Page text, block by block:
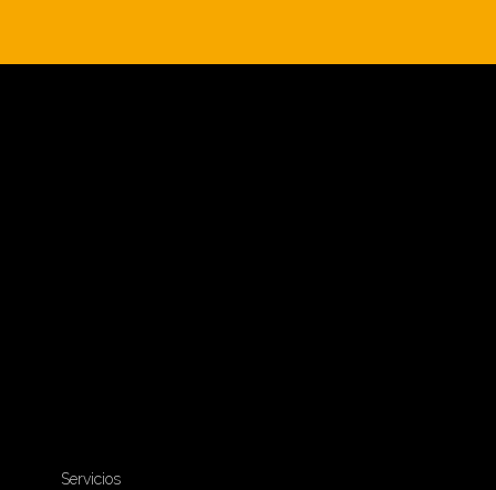
Servicios